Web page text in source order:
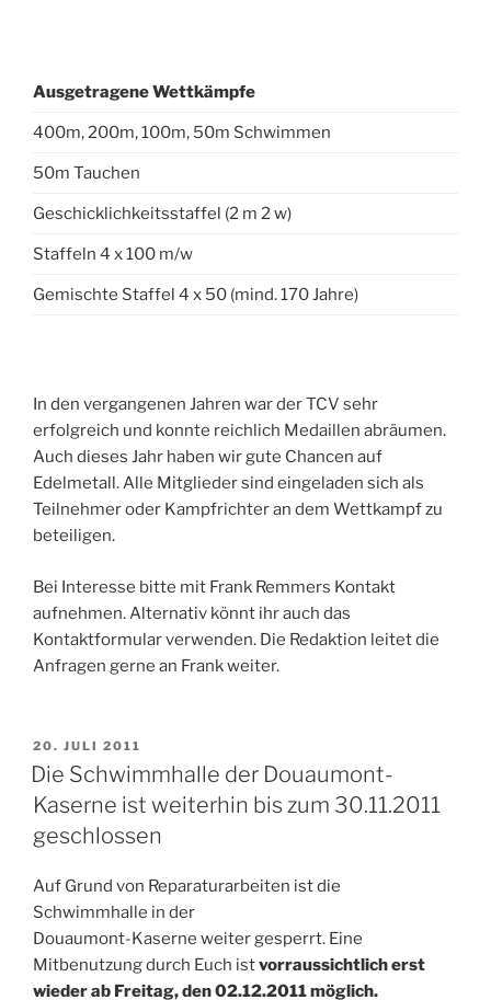
Ausgetragene Wettkämpfe
400m, 200m, 100m, 50m Schwimmen
50m Tauchen
Geschicklichkeitsstaffel (2 m 2 w)
Staffeln 4 x 100 m/w
Gemischte Staffel 4 x 50 (mind. 170 Jahre)
In den vergangenen Jahren war der TCV sehr
erfolgreich und konnte reichlich Medaillen abräumen.
Auch dieses Jahr haben wir gute Chancen auf
Edelmetall. Alle Mitglieder sind eingeladen sich als
Teilnehmer oder Kampfrichter an dem Wettkampf zu
beteiligen.
Bei Interesse bitte mit Frank Remmers Kontakt
aufnehmen. Alternativ könnt ihr auch das
Kontaktformular verwenden. Die Redaktion leitet die
Anfragen gerne an Frank weiter.
VERÖFFENTLICHT
AM
20. JULI 2011
Die Schwimmhalle der Douaumont-
Kaserne ist weiterhin bis zum 30.11.2011
geschlossen
Auf Grund von Reparaturarbeiten ist die
Schwimmhalle in der
Douaumont-Kaserne weiter gesperrt. Eine
Mitbenutzung durch Euch istvorraussichtlich erst
wieder ab Freitag, den02.12.2011 möglich.